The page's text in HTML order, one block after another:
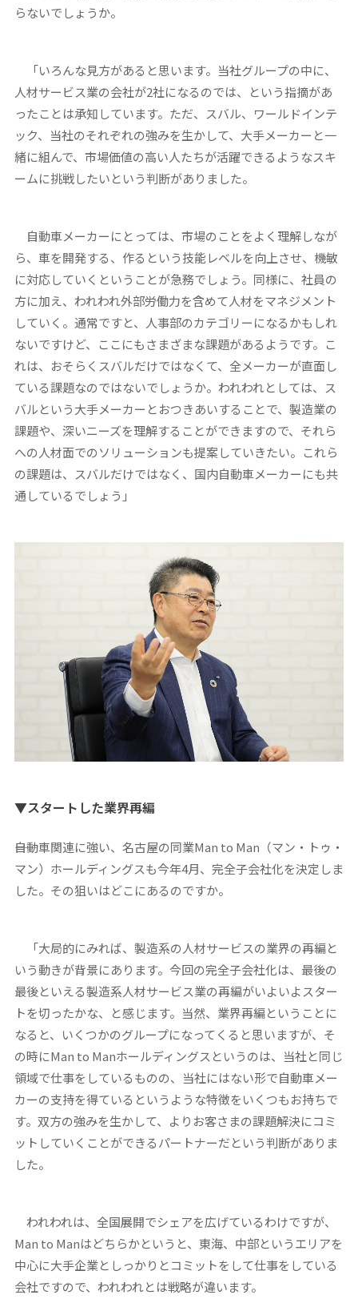
らないでしょうか。
「いろんな見方があると思います。当社グループの中に、
人材サービス業の会社が2社になるのでは、という指摘があ
ったことは承知しています。ただ、スバル、ワールドインテ
ック、当社のそれぞれの強みを生かして、大手メーカーと一
緒に組んで、市場価値の高い人たちが活躍できるようなスキ
ームに挑戦したいという判断がありました。
自動車メーカーにとっては、市場のことをよく理解しなが
ら、車を開発する、作るという技能レベルを向上させ、機敏
に対応していくということが急務でしょう。同様に、社員の
方に加え、われわれ外部労働力を含めて人材をマネジメント
していく。通常ですと、人事部のカテゴリーになるかもしれ
ないですけど、ここにもさまざまな課題があるようです。こ
れは、おそらくスバルだけではなくて、全メーカーが直面し
ている課題なのではないでしょうか。われわれとしては、ス
バルという大手メーカーとおつきあいすることで、製造業の
課題や、深いニーズを理解することができますので、それら
への人材面でのソリューションも提案していきたい。これら
の課題は、スバルだけではなく、国内自動車メーカーにも共
通しているでしょう」
▼スタートした業界再編
――自動車関連に強い、名古屋の同業Man to Man（マン・トゥ・
マン）ホールディングスも今年4月、完全子会社化を決定しま
した。その狙いはどこにあるのですか。
「大局的にみれば、製造系の人材サービスの業界の再編と
いう動きが背景にあります。今回の完全子会社化は、最後の
最後といえる製造系人材サービス業の再編がいよいよスター
トを切ったかな、と感じます。当然、業界再編ということに
なると、いくつかのグループになってくると思いますが、そ
の時にMan to Manホールディングスというのは、当社と同じ
領域で仕事をしているものの、当社にはない形で自動車メー
カーの支持を得ているというような特徴をいくつもお持ちで
す。双方の強みを生かして、よりお客さまの課題解決にコミ
ットしていくことができるパートナーだという判断がありま
した。
われわれは、全国展開でシェアを広げているわけですが、
Man to Manはどちらかというと、東海、中部というエリアを
中心に大手企業としっかりとコミットをして仕事をしている
会社ですので、われわれとは戦略が違います。